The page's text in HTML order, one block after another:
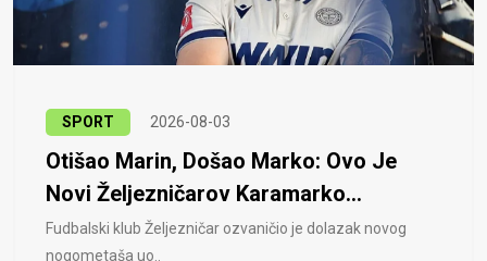
SPORT 2026-08-03
Otišao Marin, Došao Marko: Ovo Je
Novi Željezničarov Karamarko...
Fudbalski klub Željezničar ozvaničio je dolazak novog
nogometaša uo..